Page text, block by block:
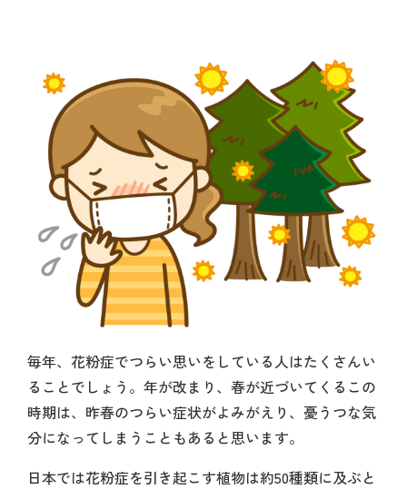
毎年、花粉症でつらい思いをしている人はたくさんい
ることでしょう。年が改まり、春が近づいてくるこの
時期は、昨春のつらい症状がよみがえり、憂うつな気
分になってしまうこともあると思います。
日本では花粉症を引き起こす植物は約50種類に及ぶと